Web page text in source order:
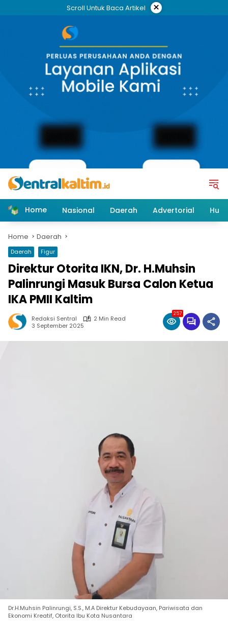
Scroll Untuk Baca Artikel ×
Home Nasional Daerah Advertorial
Home Daerah
Daerah Figur
Direktur Otorita IKN, Dr. H.Muhsin
Palinrungi Masuk Bursa Calon Ketua
IKA PMII Kaltim
Redaksi Sentral
2 Min Read
3 September 2025
257
Dr.H.Muhsin Palinrungi, S.S., M.A Direktur Kebudayaan, Pariwisata dan
Ekonomi Kreatif, Otorita Ibu Kota Nusantara